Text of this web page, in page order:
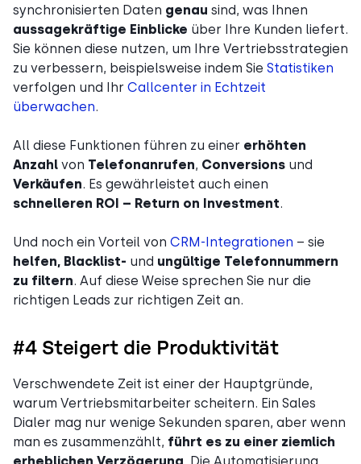
synchronisierten Daten genau sind, was Ihnen
aussagekräftige Einblicke über Ihre Kunden liefert.
Sie können diese nutzen, um Ihre Vertriebsstrategien
zu verbessern, beispielsweise indem Sie Statistiken
verfolgen und Ihr Callcenter in Echtzeit
überwachen.
All diese Funktionen führen zu einer erhöhten
Anzahl von Telefonanrufen, Conversions und
Verkäufen. Es gewährleistet auch einen
schnelleren ROI – Return on Investment.
Und noch ein Vorteil von CRM-Integrationen – sie
helfen, Blacklist- und ungültige Telefonnummern
zu filtern. Auf diese Weise sprechen Sie nur die
richtigen Leads zur richtigen Zeit an.
#4 Steigert die Produktivität
Verschwendete Zeit ist einer der Hauptgründe,
warum Vertriebsmitarbeiter scheitern. Ein Sales
Dialer mag nur wenige Sekunden sparen, aber wenn
man es zusammenzählt, führt es zu einer ziemlich